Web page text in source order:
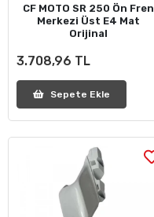
CF MOTO SR 250 Ön Fren
Merkezi Üst E4 Mat
Orijinal
3.708,96 TL
Sepete Ekle